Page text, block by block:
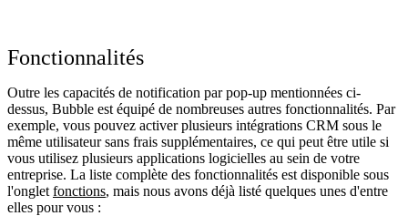
Fonctionnalités
Outre les capacités de notification par pop-up mentionnées ci-
dessus, Bubble est équipé de nombreuses autres fonctionnalités. Par
exemple, vous pouvez activer plusieurs intégrations CRM sous le
même utilisateur sans frais supplémentaires, ce qui peut être utile si
vous utilisez plusieurs applications logicielles au sein de votre
entreprise. La liste complète des fonctionnalités est disponible sous
l'onglet fonctions, mais nous avons déjà listé quelques unes d'entre
elles pour vous :